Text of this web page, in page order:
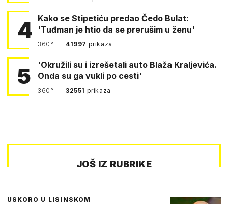
4 Kako se Stipetiću predao Čedo Bulat:
'Tuđman je htio da se prerušim u ženu'
360° 41997 prikaza
5
'Okružili su i izrešetali auto Blaža Kraljevića.
Onda su ga vukli po cesti'
360° 32551 prikaza
JOŠ IZ RUBRIKE
USKORO U LISINSKOM